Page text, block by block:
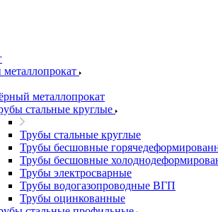
металлопрокат
стальные круглые
Трубы стальные круглые
Трубы бесшовные
Трубы бесшовные
Трубы электросварные
Трубы водогазопроводные ВГП
Трубы оцинкованные